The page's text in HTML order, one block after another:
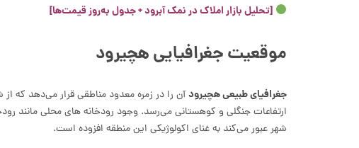
[تحلیل بازار املاک در نمک آبرود + جدول به‌روز قیمت‌ها]
موقعیت جغرافیایی هچیرود
جغرافیای طبیعی هچیرودآن را در زمره معدود مناطقی قرار می‌دهد که
ارتفاعات جنگلی و کوهستانی می‌رسد. وجود رودخانه های محلی مانند
شهر عبور می‌کند به غنای اکولوژیکی این منطقه افزوده است.